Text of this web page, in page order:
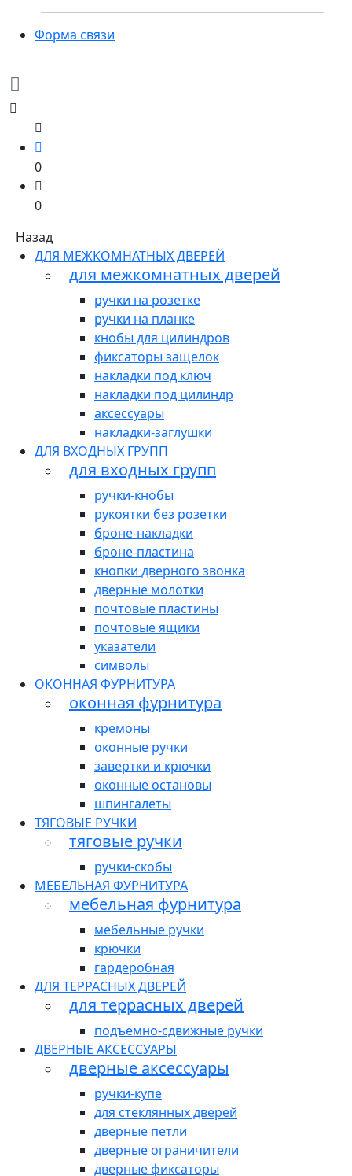
Форма связи
0
0
Назад
ДЛЯ МЕЖКОМНАТНЫХ ДВЕРЕЙ
для межкомнатных дверей
ручки на розетке
ручки на планке
кнобы для цилиндров
фиксаторы защелок
накладки под ключ
накладки под цилиндр
аксессуары
накладки-заглушки
ДЛЯ ВХОДНЫХ ГРУПП
для входных групп
ручки-кнобы
рукоятки без розетки
броне-накладки
броне-пластина
кнопки дверного звонка
дверные молотки
почтовые пластины
почтовые ящики
указатели
символы
ОКОННАЯ ФУРНИТУРА
оконная фурнитура
кремоны
оконные ручки
завертки и крючки
оконные остановы
шпингалеты
ТЯГОВЫЕ РУЧКИ
тяговые ручки
ручки-скобы
МЕБЕЛЬНАЯ ФУРНИТУРА
мебельная фурнитура
мебельные ручки
крючки
гардеробная
ДЛЯ ТЕРРАСНЫХ ДВЕРЕЙ
для террасных дверей
подъемно-сдвижные ручки
ДВЕРНЫЕ АКСЕССУАРЫ
дверные аксессуары
ручки-купе
для стеклянных дверей
дверные петли
дверные ограничители
дверные фиксаторы